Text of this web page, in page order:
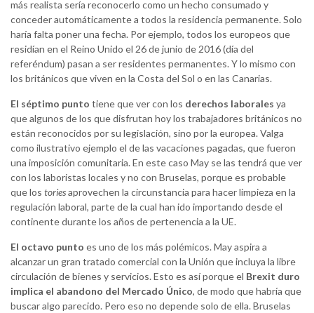
más realista sería reconocerlo como un hecho consumado y
conceder automáticamente a todos la residencia permanente. Solo
haría falta poner una fecha. Por ejemplo, todos los europeos que
residían en el Reino Unido el 26 de junio de 2016 (día del
referéndum) pasan a ser residentes permanentes. Y lo mismo con
los británicos que viven en la Costa del Sol o en las Canarias.
El séptimo punto tiene que ver con los derechos laborales ya
que algunos de los que disfrutan hoy los trabajadores británicos no
están reconocidos por su legislación, sino por la europea. Valga
como ilustrativo ejemplo el de las vacaciones pagadas, que fueron
una imposición comunitaria. En este caso May se las tendrá que ver
con los laboristas locales y no con Bruselas, porque es probable
que los toriesaprovechen la circunstancia para hacer limpieza en la
regulación laboral, parte de la cual han ido importando desde el
continente durante los años de pertenencia a la UE.
El octavo punto es uno de los más polémicos. May aspira a
alcanzar un gran tratado comercial con la Unión que incluya la libre
circulación de bienes y servicios. Esto es así porque el Brexit duro
implica el abandono del Mercado Único, de modo que habría que
buscar algo parecido. Pero eso no depende solo de ella. Bruselas